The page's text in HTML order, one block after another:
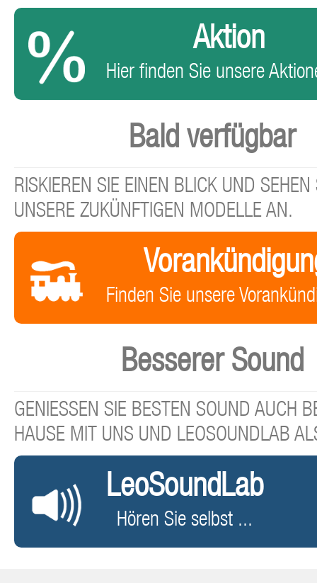
Aktion
Hier finden Sie unsere
Bald verfügbar
RISKIEREN SIE EINEN BLICK UND SEHEN
UNSERE ZUKÜNFTIGEN MODELLE AN.
Finden Sie unsere
Besserer Sound
GENIESSEN SIE BESTEN SOUND AUCH
HAUSE MIT UNS UND LEOSOUNDLAB
LeoSoundLab
Hören Sie selbst ...